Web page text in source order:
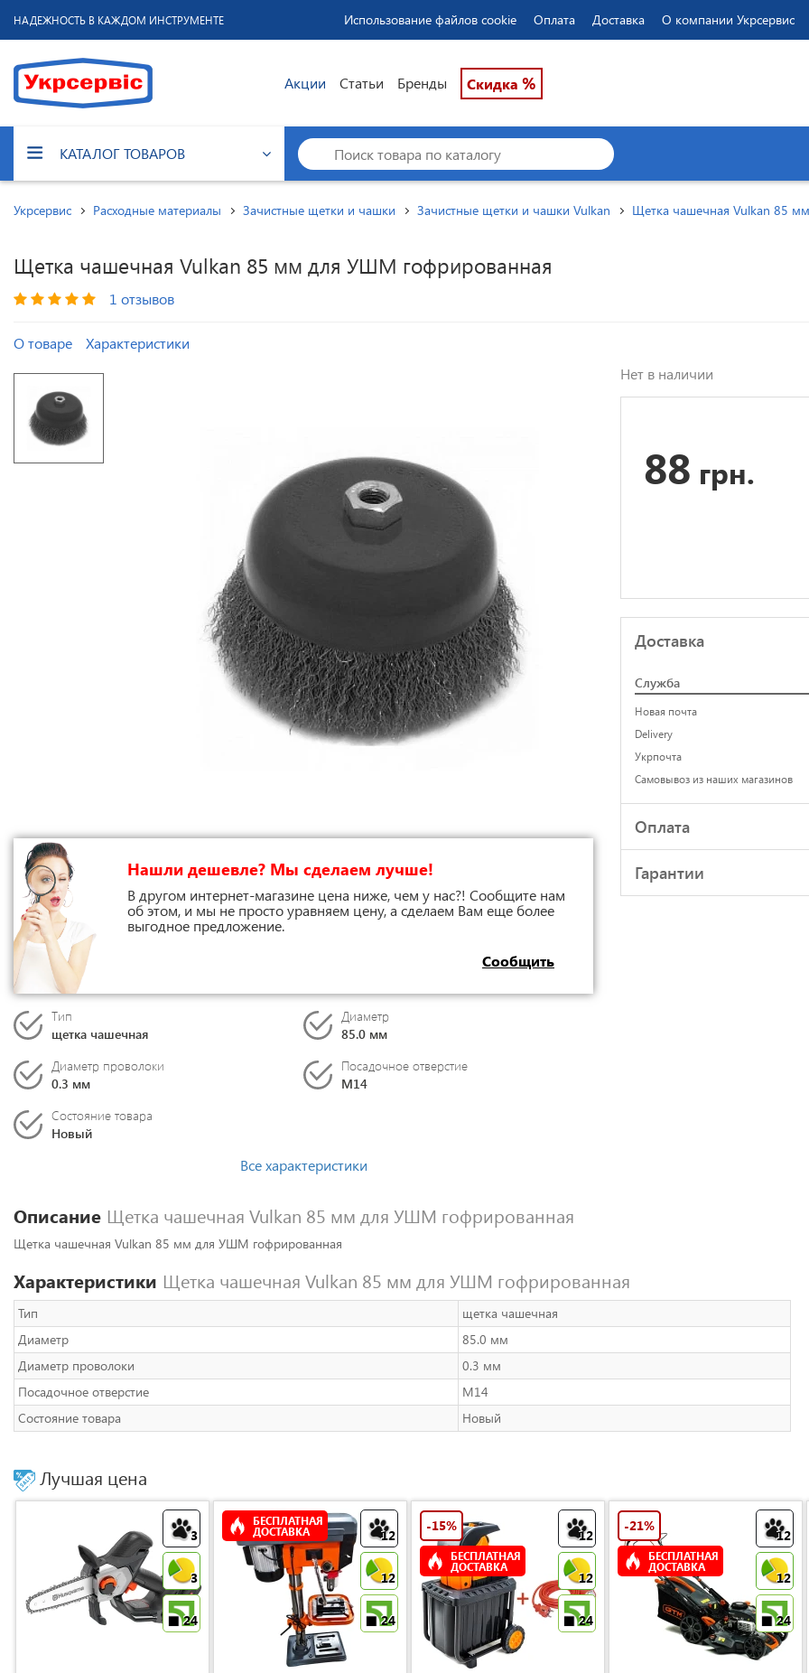
НАДЕЖНОСТЬ В КАЖДОМ ИНСТРУМЕНТЕ Использование файлов cookie Оплата Доставка О компании Укрсервис
Акции Статьи Бренды Скидка %
КАТАЛОГ ТОВАРОВ
Укрсервис Расходные материалы Зачистные щетки и чашки Зачистные щетки и чашки Vulkan Щетка чашечная Vulkan 85
Щетка чашечная Vulkan 85 мм для УШМ гофрированная
1 отзывов
О товаре Характеристики
Нашли дешевле? Мы сделаем лучше!
В другом интернет-магазине цена ниже, чем у нас?! Сообщите нам
об этом, и мы не просто уравняем цену, а сделаем Вам еще более
выгодное предложение.
Сообщить
Тип
щетка чашечная
Диаметр
85.0 мм
Диаметр проволоки
0.3 мм
Посадочное отверстие
M14
Состояние товара
Новый
Все характеристики
Нет в наличии
88 грн.
Доставка
Служба
Новая почта
Delivery
Укрпочта
Самовывоз из наших магазинов
Оплата
Гарантии
Описание Щетка чашечная Vulkan 85 мм для УШМ гофрированная
Щетка чашечная Vulkan 85 мм для УШМ гофрированная
Характеристики Щетка чашечная Vulkan 85 мм для УШМ гофрированная
Тип
щетка чашечная
Диаметр
85.0 мм
Диаметр проволоки
0.3 мм
Посадочное отверстие
M14
Состояние товара
Новый
Лучшая цена
3
3
24
12
12
24
БЕСПЛАТНАЯ
ДОСТАВКА 12
12
24
-15%
БЕСПЛАТНАЯ
ДОСТАВКА
12
12
24
-21%
БЕСПЛАТНАЯ
ДОСТАВКА